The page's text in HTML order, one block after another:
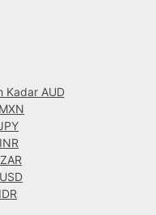
Kadar AUD